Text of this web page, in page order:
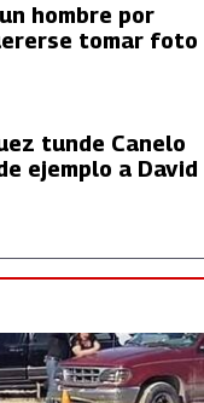
hombre por
tomar foto
tunde Canelo
ejemplo a David